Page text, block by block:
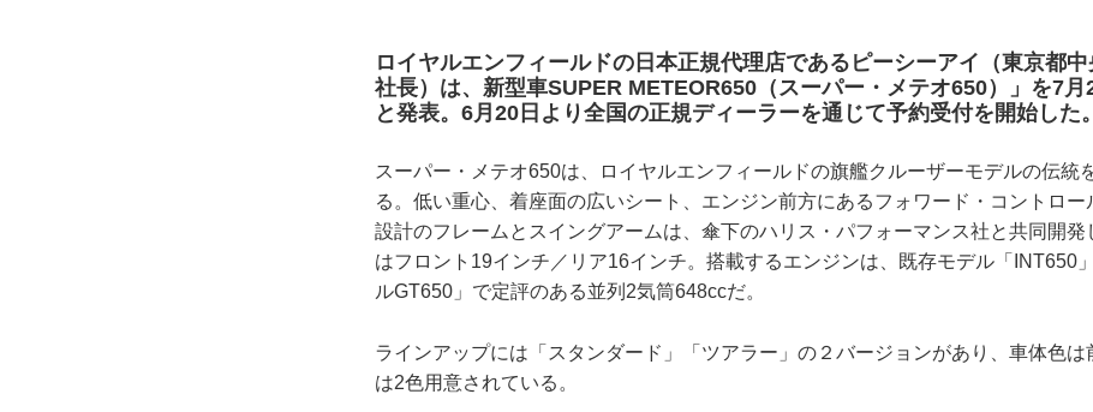
ロイヤルエンフィールドの日本正規代理店であるピーシーアイ（東京都
社長）は、新型車SUPER METEOR650（スーパー・メテオ650）」を7月
と発表。6月20日より全国の正規ディーラーを通じて予約受付を開始した。
スーパー・メテオ650は、ロイヤルエンフィールドの旗艦クルーザーモデルの伝統
る。低い重心、着座面の広いシート、エンジン前方にあるフォワード・コントロー
設計のフレームとスイングアームは、傘下のハリス・パフォーマンス社と共同開発
はフロント19インチ／リア16インチ。搭載するエンジンは、既存モデル「INT650
ルGT650」で定評のある並列2気筒648ccだ。
ラインアップには「スタンダード」「ツアラー」の２バージョンがあり、車体色は
は2色用意されている。